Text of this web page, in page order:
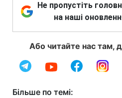
Не пропустіть
на наші
Або читайте нас там,
Більше по темі: